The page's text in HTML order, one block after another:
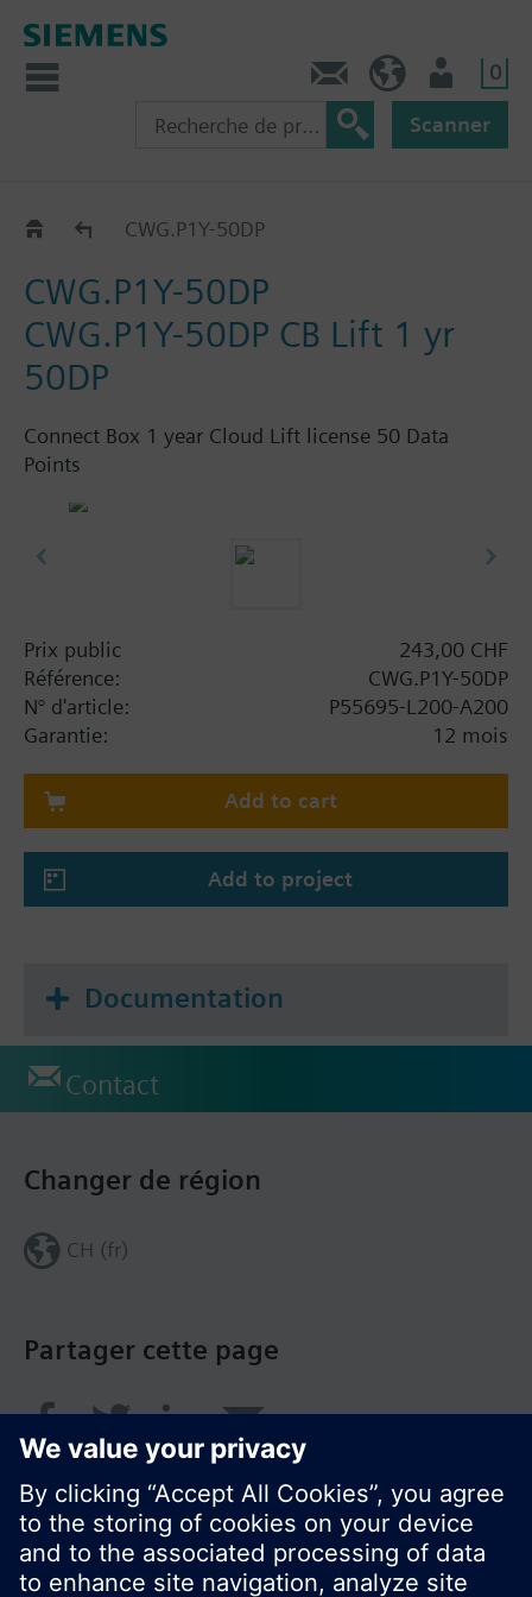
0
Scanner
Connect Box
CWG.P1Y-50DP
CWG.P1Y-50DP
CWG.P1Y-50DP CB Lift 1 yr
50DP
Connect Box 1 year Cloud Lift license 50 Data
Points
Prix public
243,00 CHF
Référence:
CWG.P1Y-50DP
N° d'article:
P55695-L200-A200
Garantie:
12 mois
Add to cart
Add to project
Documentation
Contact
Partager cette page
Changer de région
CH (fr)